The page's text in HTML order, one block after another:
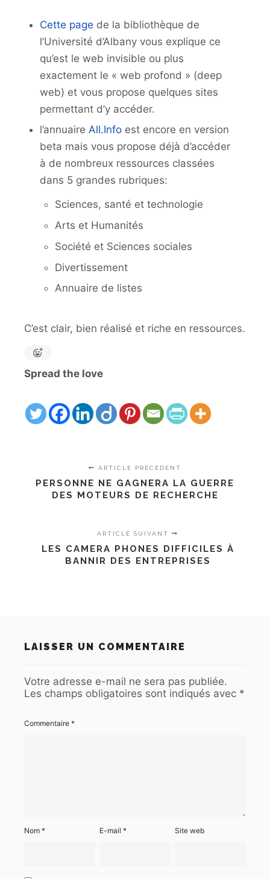
Cette page de la bibliothèque de
l’Université d’Albany vous explique ce
qu’est le web invisible ou plus
exactement le « web profond » (deep
web) et vous propose quelques sites
permettant d’y accéder.
l’annuaire All.Infoest encore en version
beta mais vous propose déjà d’accéder
à de nombreux ressources classées
dans 5 grandes rubriques:
Sciences, santé et technologie
Arts et Humanités
Société et Sciences sociales
Divertissement
Annuaire de listes
C’est clair, bien réalisé et riche en ressources.
Spread the love
ARTICLE PRÉCÉDENT
PERSONNE NE GAGNERA LA GUERRE
DES MOTEURS DE RECHERCHE
ARTICLE SUIVANT
LES CAMERA PHONES DIFFICILES À
BANNIR DES ENTREPRISES
LAISSER UN COMMENTAIRE
Votre adresse e-mail ne sera pas publiée.
Les champs obligatoires sont indiqués avec *
Commentaire *
Nom * E-mail* Site web